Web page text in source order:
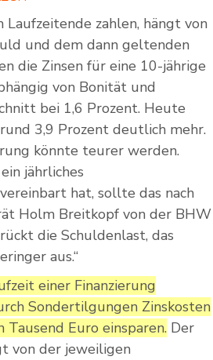
Laufzeitende zahlen, hängt von
und dem dann geltenden
die Zinsen für eine 10-jährige
von Bonität und
bei 1,6 Prozent. Heute
3,9 Prozent deutlich mehr.
könnte teurer werden.
jährliches
hat, sollte das nach
Holm Breitkopf von der BHW
die Schuldenlast, das
aus.“
einer Finanzierung
Sondertilgungen Zinskosten
Tausend Euro einsparen. Der
von der jeweiligen